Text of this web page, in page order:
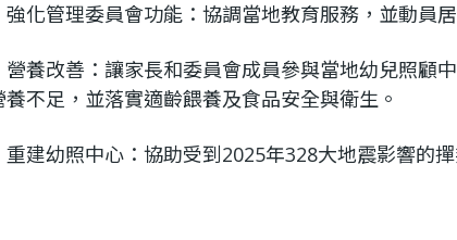
強化管理委員會功能：協調當地教育服務，並動員
營養改善：讓家長和委員會成員參與當地幼兒照
養不足，並落實適齡餵養及食品安全與衛生。
重建幼照中心：協助受到2025年328大地震影響的